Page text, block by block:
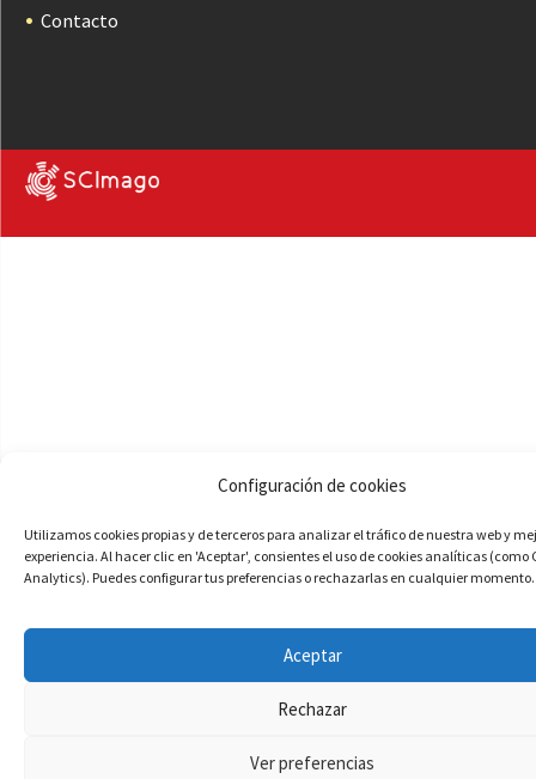
Configuración de cookies
Utilizamos cookies propias y de terceros para analizar el tráfico de nuestra web y
experiencia. Al hacer clic en 'Aceptar', consientes el uso de cookies analíticas (como
Analytics). Puedes configurar tus preferencias o rechazarlas en cualquier momento.
Aceptar
Rechazar
Ver preferencias
Contacto